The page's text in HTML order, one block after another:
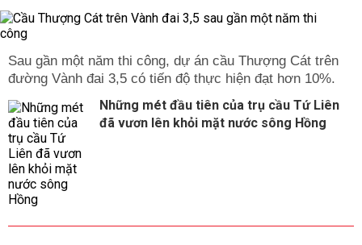
Sau gần một năm thi công, dự án cầu Thượng Cát trên
đường Vành đai 3,5 có tiến độ thực hiện đạt hơn 10%.
Những mét đầu tiên của trụ cầu Tứ Liên
đã vươn lên khỏi mặt nước sông Hồng